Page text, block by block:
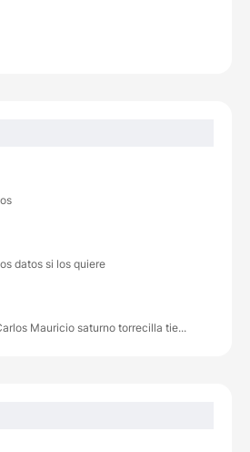
datos si los quiere
Mauricio saturno torrecilla tie...